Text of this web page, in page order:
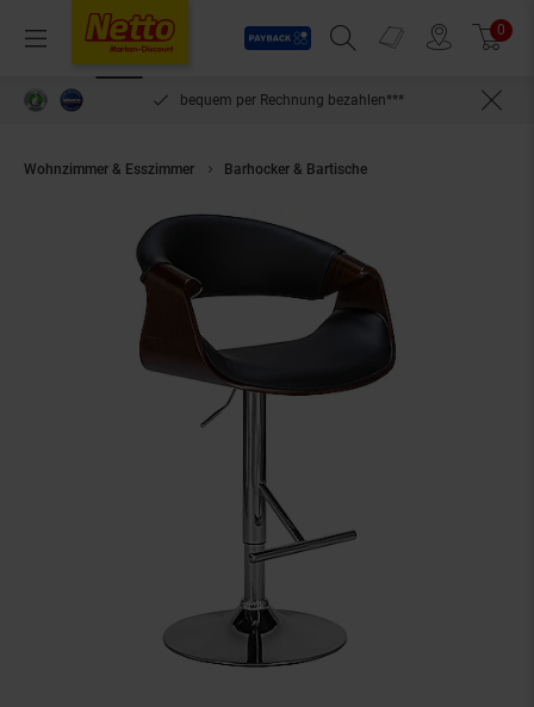
Menü
Payback
Suchfeld einblenden
Prospekte 0
bequem per Rechnung bezahlen***
Wohnzimmer & Esszimmer Barhocker & Bartische